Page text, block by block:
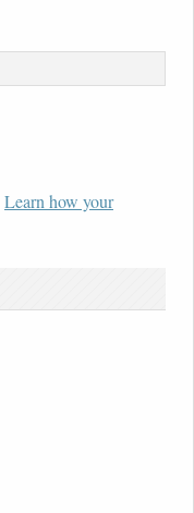
Learn how your